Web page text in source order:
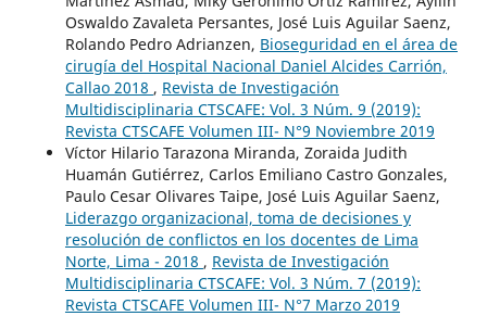
Oswaldo Zavaleta Persantes, José Luis Aguilar Saenz,
Rolando Pedro Adrianzen, Bioseguridad en el área de
cirugía del Hospital Nacional Daniel Alcides Carrión,
Callao 2018 , Revista de Investigación
Multidisciplinaria CTSCAFE: Vol. 3 Núm. 9 (2019):
Revista CTSCAFE Volumen III- N°9 Noviembre 2019
Víctor Hilario Tarazona Miranda, Zoraida Judith
Huamán Gutiérrez, Carlos Emiliano Castro Gonzales,
Paulo Cesar Olivares Taipe, José Luis Aguilar Saenz,
Liderazgo organizacional, toma de decisiones y
resolución de conflictos en los docentes de Lima
Norte, Lima - 2018 , Revista de Investigación
Multidisciplinaria CTSCAFE: Vol. 3 Núm. 7 (2019):
Revista CTSCAFE Volumen III- N°7 Marzo 2019